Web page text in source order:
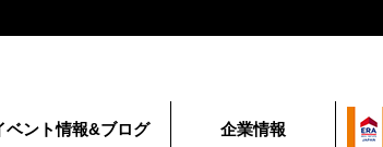
ベント情報&ブログ 企業情報